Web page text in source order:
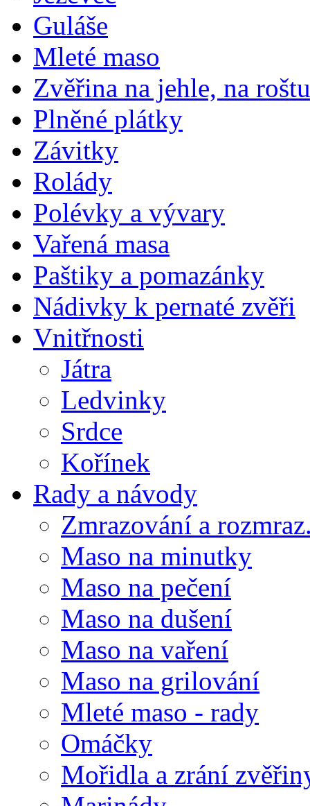
Guláše
Mleté maso
Zvěřina na jehle, na roštu
Plněné plátky
Závitky
Rolády
Polévky a vývary
Vařená masa
Paštiky a pomazánky
Nádivky k pernaté zvěři
Vnitřnosti
Játra
Ledvinky
Srdce
Kořínek
Rady a návody
Zmrazování a
Maso na minutky
Maso na pečení
Maso na dušení
Maso na vaření
Maso na grilování
Mleté maso - rady
Omáčky
Mořidla a zrání